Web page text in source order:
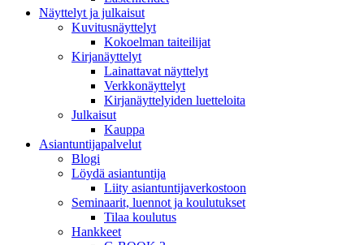
Näyttelyt ja julkaisut
Kuvitusnäyttelyt
Kokoelman taiteilijat
Kirjanäyttelyt
Lainattavat näyttelyt
Verkkonäyttelyt
Kirjanäyttelyiden luetteloita
Julkaisut
Kauppa
Asiantuntija­palvelut
Blogi
Löydä asiantuntija
Liity asiantuntijaverkostoon
Seminaarit, luennot ja koulutukset
Tilaa koulutus
Hankkeet